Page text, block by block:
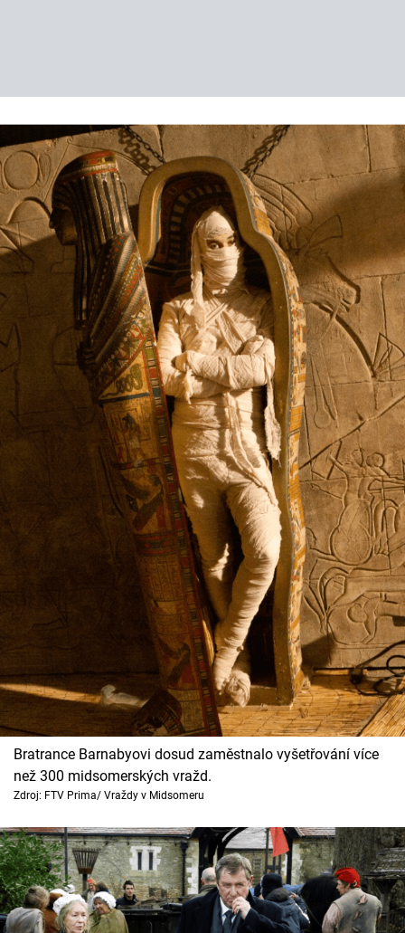
Bratrance Barnabyovi dosud zaměstnalo vyšetřování více
než 300 midsomerských vražd.
Zdroj: FTV Prima/ Vraždy v Midsomeru